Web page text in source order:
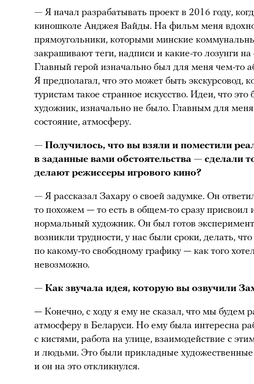
— Я начал разрабатывать проект в 2016 году,
киношколе Анджея Вайды. На фильм меня
прямоугольники, которыми минские
закрашивают теги, надписи и какие-то лозунги на
Главный герой изначально был для меня чем-то
Я предполагал, что это может быть экскурсовод,
туристам такое странное искусство. Идеи, что это
художник, изначально не было. Главным для
состояние, атмосферу.
— Получилось, что вы взяли и поместили
в заданные вами обстоятельства — сделали
делают режиссеры игрового кино?
— Я рассказал Захару о своей задумке. Он
то похожем — то есть в общем-то сразу присвоил
нормальный художник. Он был готов
возникли трудности, у нас были сроки, делать,
по какому-то свободному графику — как того
невозможно.
— Как звучала идея, которую вы озвучили
— Конечно, с ходу я ему не сказал, что мы будем
атмосферу в Беларуси. Но ему была интересна
с кистями, работа на улице, взаимодействие с
и людьми. Это были прикладные
и он на это откликнулся.